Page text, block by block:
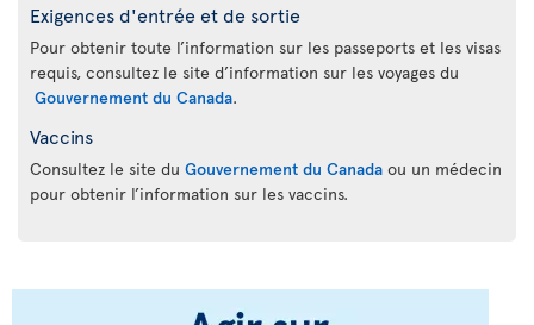
Exigences d'entrée et de sortie
Pour obtenir toute l’information sur les passeports et les visas
requis, consultez le site d’information sur les voyages du
Gouvernement du Canada.
Vaccins
Consultez le site du Gouvernement du Canada ou un médecin
pour obtenir l’information sur les vaccins.